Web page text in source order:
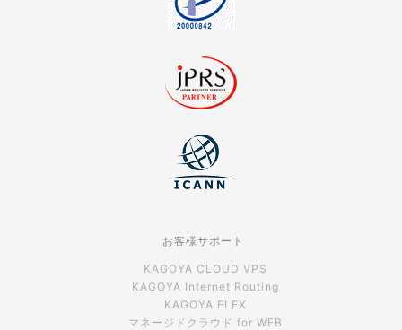
お客様サポート
KAGOYA CLOUD VPS
KAGOYA Internet Routing
KAGOYA FLEX
マネージドクラウド for WEB